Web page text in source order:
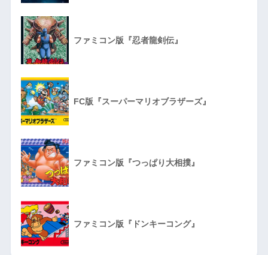
ファミコン版『忍者龍剣伝』
FC版『スーパーマリオブラザーズ』
ファミコン版『つっぱり大相撲』
ファミコン版『ドンキーコング』